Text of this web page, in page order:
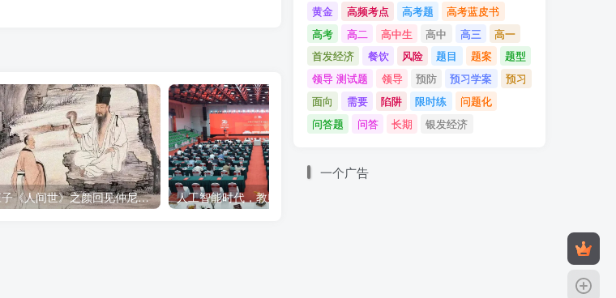
庄子《人间世》之颜回见仲尼请行 第一部分
黄金 高频考点 高考题
高考蓝皮书
高考
高二 高中生 高中 高三
高一
首发经济
餐饮 风险 题目 题案
题型
领导 测试题
领导 预防 预习学案
预习
面向
需要 陷阱 限时练
问题化
问答题
问答 长期 银发经济
一个广告